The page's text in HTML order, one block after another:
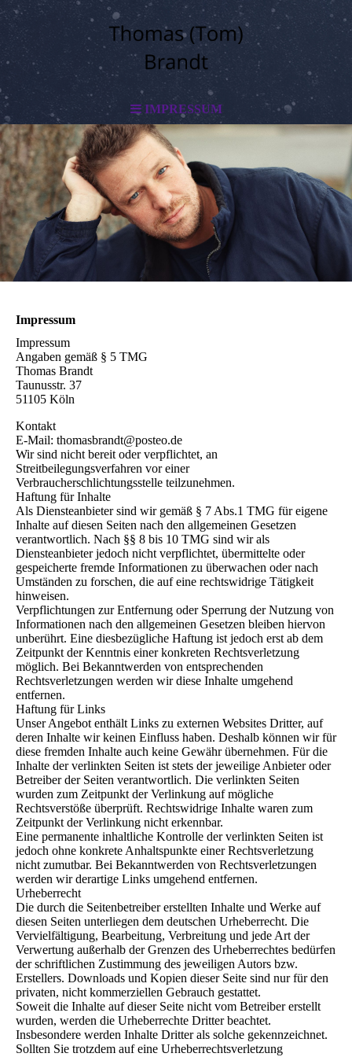
IMPRESSUM
Impressum
Impressum
Angaben gemäß § 5 TMG
Thomas Brandt
Taunusstr. 37
51105 Köln
Kontakt
E-Mail: thomasbrandt@posteo.de
Wir sind nicht bereit oder verpflichtet, an
Streitbeilegungsverfahren vor einer
Verbraucherschlichtungsstelle teilzunehmen.
Haftung für Inhalte
Als Diensteanbieter sind wir gemäß § 7 Abs.1 TMG für eigene
Inhalte auf diesen Seiten nach den allgemeinen Gesetzen
verantwortlich. Nach §§ 8 bis 10 TMG sind wir als
Diensteanbieter jedoch nicht verpflichtet, übermittelte oder
gespeicherte fremde Informationen zu überwachen oder nach
Umständen zu forschen, die auf eine rechtswidrige Tätigkeit
hinweisen.
Verpflichtungen zur Entfernung oder Sperrung der Nutzung von
Informationen nach den allgemeinen Gesetzen bleiben hiervon
unberührt. Eine diesbezügliche Haftung ist jedoch erst ab dem
Zeitpunkt der Kenntnis einer konkreten Rechtsverletzung
möglich. Bei Bekanntwerden von entsprechenden
Rechtsverletzungen werden wir diese Inhalte umgehend
entfernen.
Haftung für Links
Unser Angebot enthält Links zu externen Websites Dritter, auf
deren Inhalte wir keinen Einfluss haben. Deshalb können wir für
diese fremden Inhalte auch keine Gewähr übernehmen. Für die
Inhalte der verlinkten Seiten ist stets der jeweilige Anbieter oder
Betreiber der Seiten verantwortlich. Die verlinkten Seiten
wurden zum Zeitpunkt der Verlinkung auf mögliche
Rechtsverstöße überprüft. Rechtswidrige Inhalte waren zum
Zeitpunkt der Verlinkung nicht erkennbar.
Eine permanente inhaltliche Kontrolle der verlinkten Seiten ist
jedoch ohne konkrete Anhaltspunkte einer Rechtsverletzung
nicht zumutbar. Bei Bekanntwerden von Rechtsverletzungen
werden wir derartige Links umgehend entfernen.
Urheberrecht
Die durch die Seitenbetreiber erstellten Inhalte und Werke auf
diesen Seiten unterliegen dem deutschen Urheberrecht. Die
Vervielfältigung, Bearbeitung, Verbreitung und jede Art der
Verwertung außerhalb der Grenzen des Urheberrechtes bedürfen
der schriftlichen Zustimmung des jeweiligen Autors bzw.
Erstellers. Downloads und Kopien dieser Seite sind nur für den
privaten, nicht kommerziellen Gebrauch gestattet.
Soweit die Inhalte auf dieser Seite nicht vom Betreiber erstellt
wurden, werden die Urheberrechte Dritter beachtet.
Insbesondere werden Inhalte Dritter als solche gekennzeichnet.
Sollten Sie trotzdem auf eine Urheberrechtsverletzung